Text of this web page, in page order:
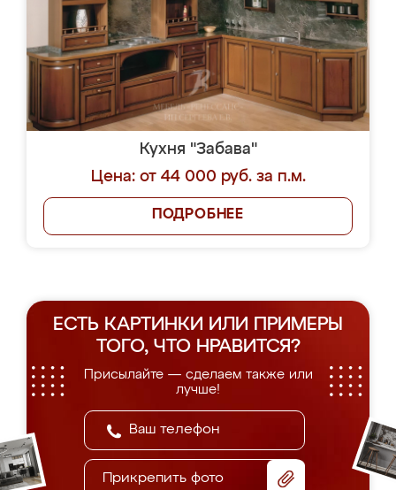
Кухня "Забава"
Цена: от 44 000 руб. за п.м.
ПОДРОБНЕЕ
ЕСТЬ КАРТИНКИ ИЛИ ПРИМЕРЫ
ТОГО, ЧТО НРАВИТСЯ?
Присылайте — сделаем также или
лучше!
Прикрепить фото